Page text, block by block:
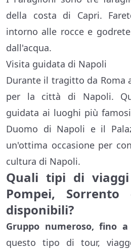
della costa di Capri.
intorno alle rocce e
dall'acqua.
Visita guidata di Napoli
Durante il tragitto da Roma
per la città di Napoli.
guidata ai luoghi più
Duomo di Napoli e il
un'ottima occasione per
cultura di Napoli.
Quali tipi di
Pompei,
disponibili?
Gruppo numeroso, fino
questo tipo di tour,